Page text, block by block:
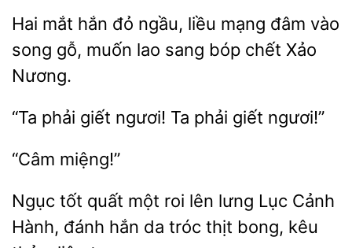
Hai mắt hắn đỏ ngầu, liều
đâm vào
gỗ, muốn lao sang bóp chết
Nương.
“Ta phải ngươi! phải giết
Ngục tốt một roi lên lưng
Cảnh
Hành, đánh hắn
tróc thịt bong, kêu